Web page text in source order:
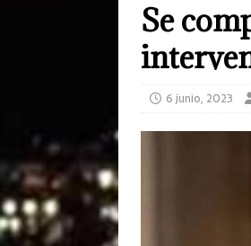
Se
6 junio, 2023